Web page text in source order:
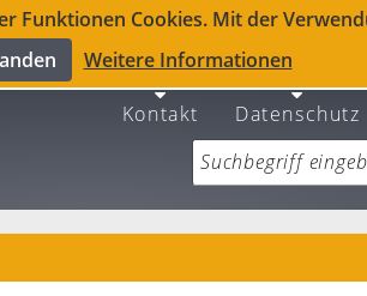
Cookies. Mit der
Weitere Informationen
Kontakt Datenschutz